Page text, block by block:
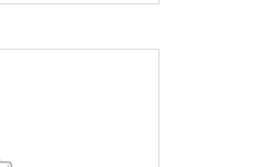
）新規オープ